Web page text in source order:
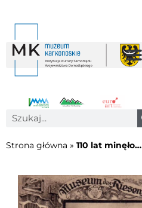
Strona główna » 110 lat minęło…